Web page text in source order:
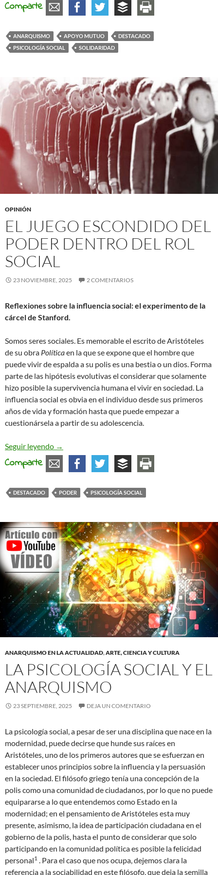
Comparte
ANARQUISMO APOYO MUTUO
DESTACADO
PSICOLOGÍA SOCIAL
SOLIDARIDAD
OPINIÓN
EL JUEGO ESCONDIDO DEL
PODER DENTRO DEL ROL
SOCIAL
23 NOVIEMBRE, 2025 2 COMENTARIOS
Reflexiones sobre la influencia social: el experimento de la
cárcel de Stanford.
Somos seres sociales. Es memorable el escrito de Aristóteles
de su obra Políticaen la que se expone que el hombre que
puede vivir de espalda a su polis es una bestia o un dios. Forma
parte de las hipótesis evolutivas el considerar que solamente
hizo posible la supervivencia humana el vivir en sociedad. La
influencia social es obvia en el individuo desde sus primeros
años de vida y formación hasta que puede empezar a
cuestionársela a partir de su adolescencia.
Seguir leyendo El juego escondido del poder dentro del rol social
→
Comparte
DESTACADO PODER PSICOLOGÍA SOCIAL
ANARQUISMO EN LA ACTUALIDAD,ARTE, CIENCIA Y CULTURA
LA PSICOLOGÍA SOCIAL Y EL
ANARQUISMO
23 SEPTIEMBRE, 2025 DEJA UN COMENTARIO
La psicología social, a pesar de ser una disciplina que nace en la
modernidad, puede decirse que hunde sus raíces en
Aristóteles, uno de los primeros autores que se esfuerzan en
establecer unos principios sobre la influencia y la persuasión
en la sociedad. El filósofo griego tenía una concepción de la
polis como una comunidad de ciudadanos, por lo que no puede
equipararse a lo que entendemos como Estado en la
modernidad; en el pensamiento de Aristóteles esta muy
presente, asimismo, la idea de participación ciudadana en el
gobierno de la polis, hasta el punto de considerar que solo
participando en la comunidad política es posible la felicidad
personal1 . Para el caso que nos ocupa, dejemos clara la
referencia a la sociabilidad en este filósofo, que deja la semilla